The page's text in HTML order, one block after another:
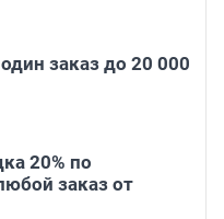
заказ до 20 000
20% по
заказ от